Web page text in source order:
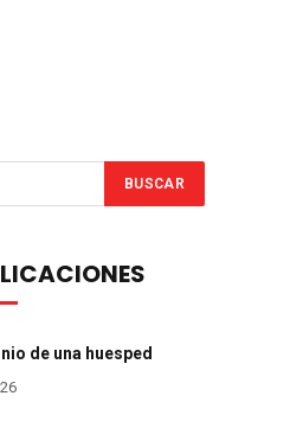
de una huesped